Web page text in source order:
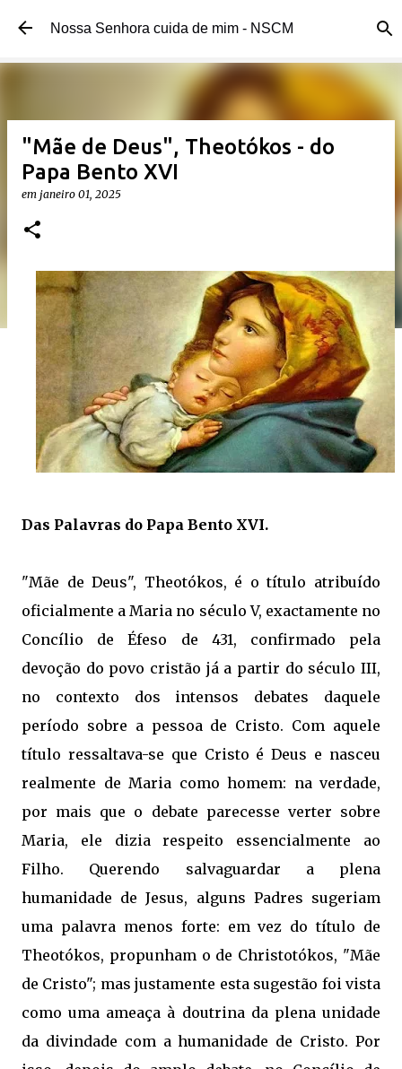
Pular para o conteúdo principal
Nossa Senhora cuida de mim - NSCM
"Mãe de Deus", Theotókos - do
Papa Bento XVI
em janeiro 01, 2025
Das Palavras do Papa Bento XVI.
"Mãe de Deus", Theotókos, é o título atribuído
oficialmente a Maria no século V, exactamente no
Concílio de Éfeso de 431, confirmado pela
devoção do povo cristão já a partir do século III,
no contexto dos intensos debates daquele
período sobre a pessoa de Cristo. Com aquele
título ressaltava-se que Cristo é Deus e nasceu
realmente de Maria como homem: na verdade,
por mais que o debate parecesse verter sobre
Maria, ele dizia respeito essencialmente ao
Filho. Querendo salvaguardar a plena
humanidade de Jesus, alguns Padres sugeriam
uma palavra menos forte: em vez do título de
Theotókos, propunham o de Christotókos, "Mãe
de Cristo"; mas justamente esta sugestão foi vista
como uma ameaça à doutrina da plena unidade
da divindade com a humanidade de Cristo. Por